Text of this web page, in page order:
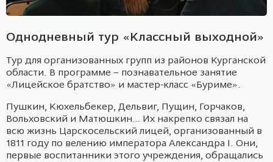
Однодневный тур «Классный выходной»
Тур для организованных групп из районов Курганской
области. В программе – познавательное занятие
«Лицейское братство» и мастер-класс «Буриме».
Пушкин, Кюхельбекер, Дельвиг, Пущин, Горчаков,
Вольховский и Матюшкин… Их накрепко связал на
всю жизнь Царскосельский лицей, организованный в
1811 году по велению императора Александра I. Они,
первые воспитанники этого учреждения, обращались